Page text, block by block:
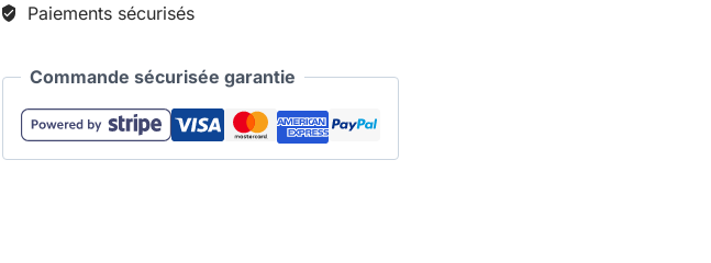
Paiements sécurisés
Commande sécurisée garantie